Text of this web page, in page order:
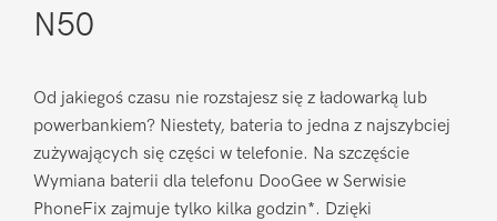
N50
Od jakiegoś czasu nie rozstajesz się z ładowarką lub
powerbankiem? Niestety, bateria to jedna z najszybciej
zużywających się części w telefonie. Na szczęście
Wymiana baterii dla telefonu DooGee w Serwisie
PhoneFix zajmuje tylko kilka godzin*. Dzięki